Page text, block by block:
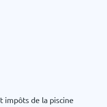
impôts de la piscine